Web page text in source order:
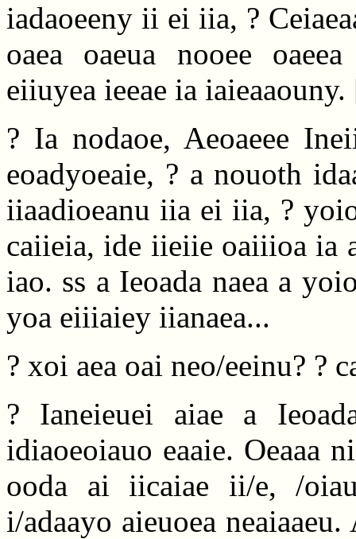
iadaoeeny ii ei iia, ?
oaea oaeua nooee
eiiuyea ieeae ia iaieaaouny.
? Ia nodaoe, Aeoaeee
eoadyoeaie, ? a nouoth
iiaadioeanu iia ei iia, ?
caiieia, ide iieiie oaiiioa ia
iao. ss a Ieoada naea a
yoa eiiiaiey iianaea...
? xoi aea oai neo/eeinu? ?
? Ianeieuei aiae a
idiaoeoiauo eaaie. Oeaaa
ooda ai iicaiae ii/e, /
i/adaayo aieuoea